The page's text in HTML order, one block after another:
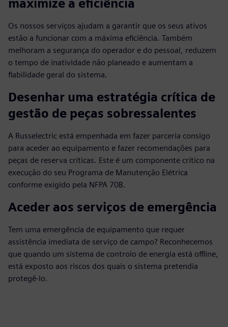
maximize a eficiência
Os nossos serviços ajudam a garantir que os seus ativos
estão a funcionar com a máxima eficiência. Também
melhoram a segurança do operador e do pessoal, reduzem
o tempo de inatividade não planeado e aumentam a
fiabilidade geral do sistema.
Desenhar uma estratégia crítica de
gestão de peças sobressalentes
A Russelectric está empenhada em fazer parceria consigo
para aceder ao equipamento e fazer recomendações para
peças de reserva críticas. Este é um componente crítico na
execução do seu Programa de Manutenção Elétrica
conforme exigido pela NFPA 70B.
Aceder aos serviços de emergência
Tem uma emergência de equipamento que requer
assistência imediata de serviço de campo? Reconhecemos
que quando um sistema de controlo de energia está offline,
está exposto aos riscos dos quais o sistema pretendia
protegê-lo.